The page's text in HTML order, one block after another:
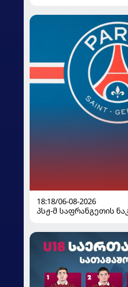
18:18/06-08-2026
პსჟ-მ საფრანგეთის